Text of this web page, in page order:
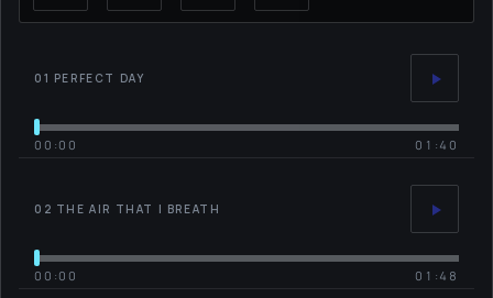
01 PERFECT DAY
00:00 01:40
02 THE AIR THAT I BREATH
00:00 01:48